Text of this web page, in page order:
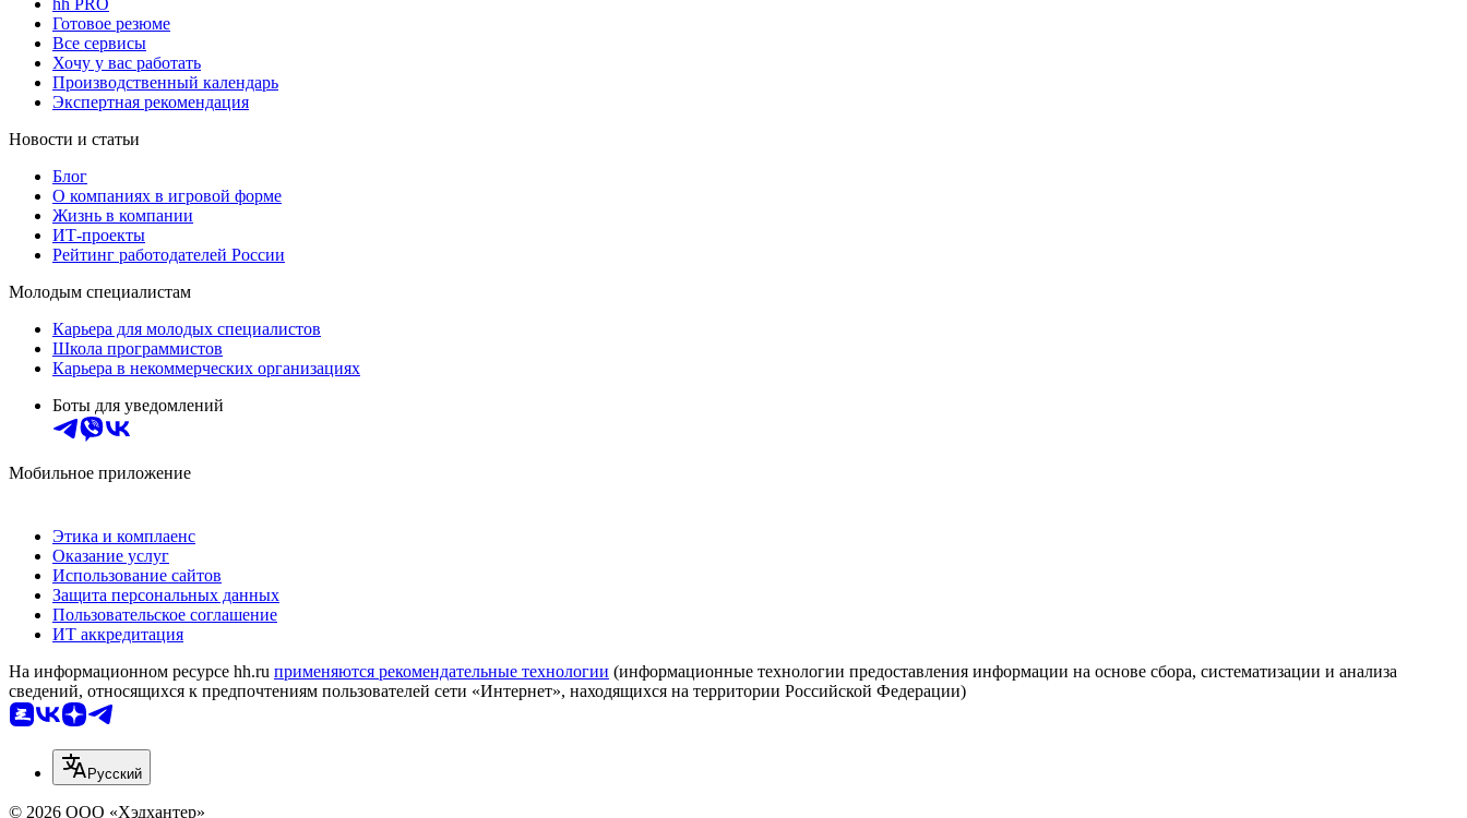
Готовое резюме
Все сервисы
Хочу у вас работать
Производственный календарь
Экспертная рекомендация
Новости и статьи
Блог
О компаниях в игровой форме
Жизнь в компании
ИТ-проекты
Рейтинг работодателей России
Молодым специалистам
Карьера для молодых специалистов
Школа программистов
Карьера в некоммерческих организациях
Боты для уведомлений
Мобильное приложение
Этика и комплаенс
Оказание услуг
Использование сайтов
Защита персональных данных
Пользовательское соглашение
ИТ аккредитация
На информационном ресурсе hh.ru применяются рекомендательные технологии (информационные технологии предоставления информации на основе сбора, систематизации и анализа
сведений, относящихся к предпочтениям пользователей сети «Интернет», находящихся на территории Российской Федерации)
Русский
© 2026 ООО «Хэдхантер»